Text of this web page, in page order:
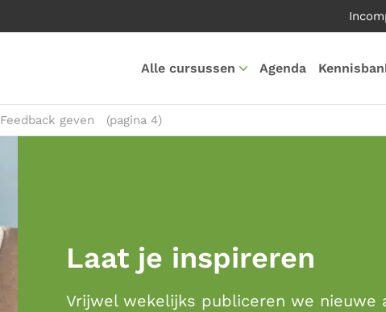
Alle cursussen Agenda
Feedback geven (pagina 4)
Laat je inspireren
Vrijwel wekelijks publiceren we nieuwe